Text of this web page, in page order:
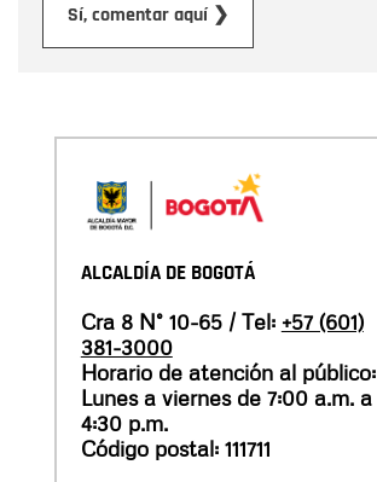
Sí, comentar aquí ❯
ALCALDÍA DE BOGOTÁ
Cra 8 N° 10-65 / Tel: +57 (601)
381-3000
Horario de atención al público:
Lunes a viernes de 7:00 a.m. a
4:30 p.m.
Código postal: 111711